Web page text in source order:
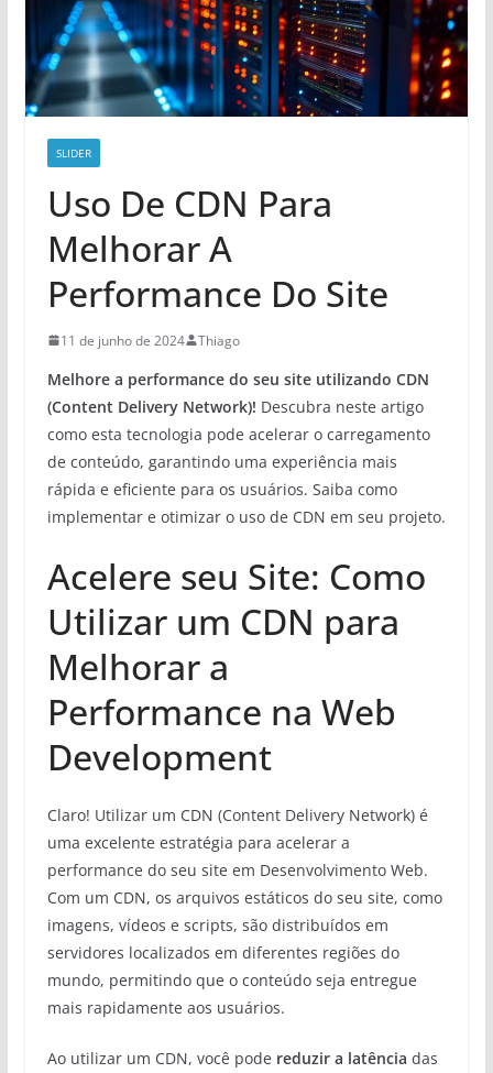
SLIDER
Uso De CDN Para
Melhorar A
Performance Do Site
11 de junho de 2024 Thiago
Melhore a performance do seu site utilizando CDN
(Content Delivery Network)! Descubra neste artigo
como esta tecnologia pode acelerar o carregamento
de conteúdo, garantindo uma experiência mais
rápida e eficiente para os usuários. Saiba como
implementar e otimizar o uso de CDN em seu projeto.
Acelere seu Site: Como
Utilizar um CDN para
Melhorar a
Performance na Web
Development
Claro! Utilizar um CDN (Content Delivery Network) é
uma excelente estratégia para acelerar a
performance do seu site em Desenvolvimento Web.
Com um CDN, os arquivos estáticos do seu site, como
imagens, vídeos e scripts, são distribuídos em
servidores localizados em diferentes regiões do
mundo, permitindo que o conteúdo seja entregue
mais rapidamente aos usuários.
Ao utilizar um CDN, você pode reduzir a latência das